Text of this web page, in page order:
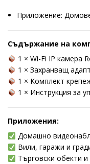
Приложение:
Съдържание на
1 × Wi-Fi IP камера
1 × Захранващ
1 × Комплект
1 × Инструкция за
Приложения:
Домашно
Вили, гаражи и
Търговски обекти и